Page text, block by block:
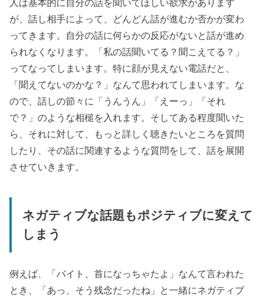
が、話し相手によって、どんどん話が進むか否かが変わ
ってきます。自分の話に何らかの反応がないと話が進め
られなくなります。「私の話聞いてる？聞こえてる？」
ってなってしまいます。特に顔が見えない電話だと、
「聞えてないのかな？」なんて思われてしまいます。な
ので、話しの節々に「うんうん」「えーっ」「それ
で？」のような相槌を入れます。そしてある程度聞いた
ら、それに対して、もっと詳しく聴きたいところを質問
したり、その話に関連するような質問をして、話を展開
させていきます。
ネガティブな話題もポジティブに変えて
しまう
例えば、「バイト、首になっちゃたよ」なんて言われた
とき、「あっ、そう残念だったね」と一緒にネガティブ